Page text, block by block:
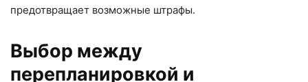
предотвращает возможные штрафы.
Выбор между
перепланировкой и